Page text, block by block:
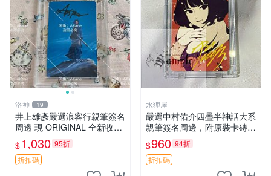
洛神 19
井上雄彥嚴選浪客行親筆簽名
周邊 現 ORIGINAL 全新收藏
相框附卡磚 尺寸適中 浪客行
筆 記念照
$1,030 95折
折扣碼
水狸屋
嚴選中村佑介四疊半神話大系
親筆簽名周邊，附原裝卡磚
亞克力照片 3寸大小 簽名照
收藏級 周邊商品
$960 94折
折扣碼